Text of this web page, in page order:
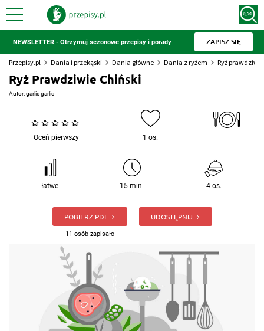
NEWSLETTER - Otrzymuj sezonowe przepisy i porady ZAPISZ SIĘ
Przepisy.pl Dania i przekąski Dania główne Dania z ryżem Ryż
Ryż Prawdziwie Chiński
Autor:garlic garlic
Oceń pierwszy 1 os.
łatwe 15 min. 4 os.
POBIERZ PDF
11 osób zapisało
UDOSTĘPNIJ